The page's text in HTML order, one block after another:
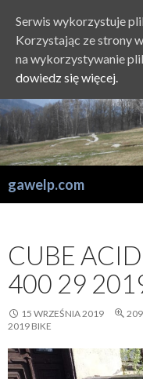
gawelp.com
CUBE
400 29
15 WRZEŚNIA 2019
2019 BIKE
Serwis wykorzystuje
Korzystając ze strony
na wykorzystywanie
dowiedz się więcej.